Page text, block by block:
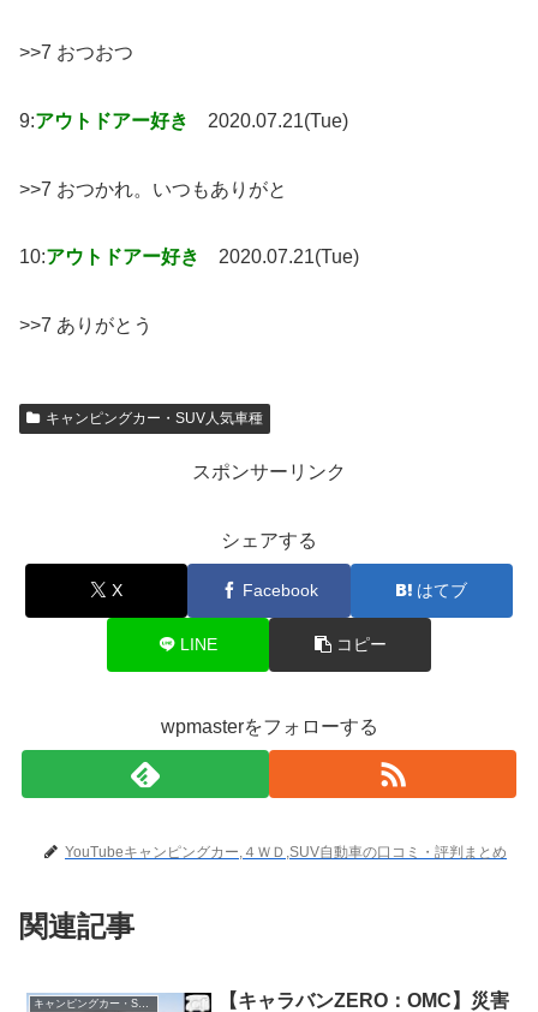
>>7 おつおつ
9:アウトドアー好き 2020.07.21(Tue)
>>7 おつかれ。いつもありがと
10:アウトドアー好き 2020.07.21(Tue)
>>7 ありがとう
キャンピングカー・SUV人気車種
スポンサーリンク
シェアする
X Facebook はてブ
LINE コピー
wpmasterをフォローする
YouTubeキャンピングカー,４ＷＤ,SUV自動車の口コミ・評判まとめ
関連記事
【キャラバンZERO：OMC】災害